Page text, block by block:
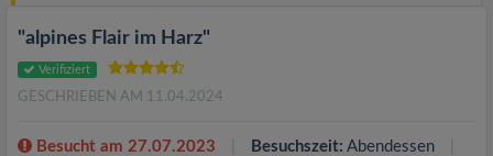
"alpines Flair im Harz"
Verifiziert
GESCHRIEBEN AM 11.04.2024
Besucht am 27.07.2023 Besuchszeit: Abendessen